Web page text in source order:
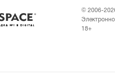
© 2006-
18+